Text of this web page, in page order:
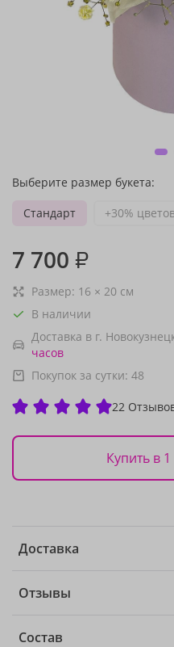
Выберите размер букета:
Стандарт
+30%
7 700 ₽
Размер: 16 × 20 см
В наличии
Доставка в г.
часов
Покупок за сутки: 48
22
Купить в 1
Доставка
Отзывы
Состав